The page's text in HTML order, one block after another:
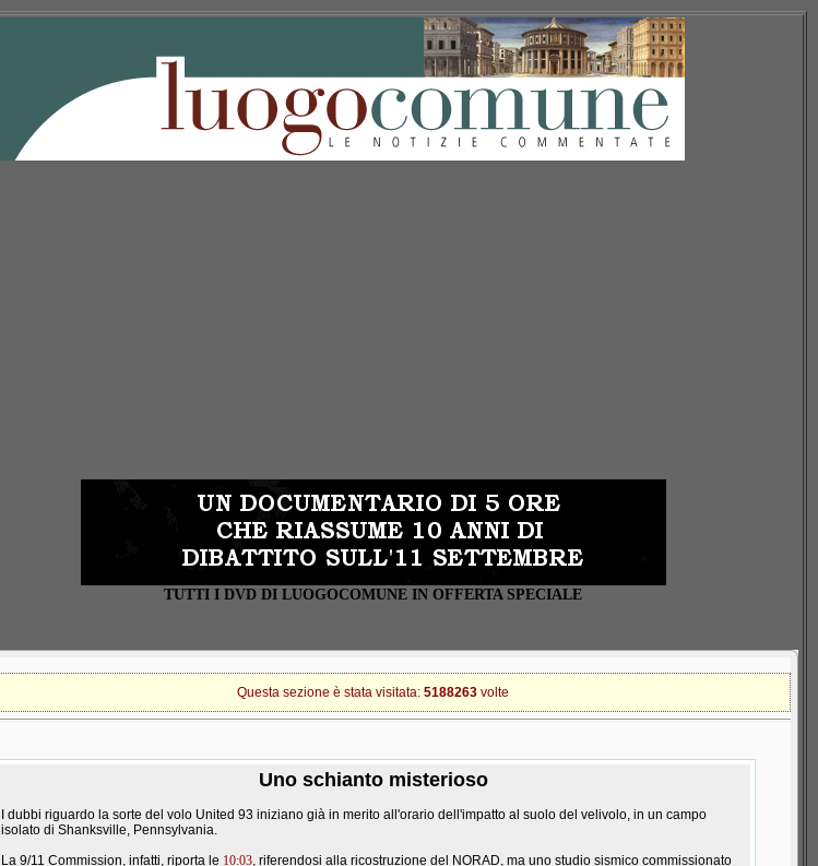
TUTTI I DVD DI LUOGOCOMUNE IN OFFERTA SPECIALE
Questa sezione è stata visitata: 5188263 volte
Uno schianto misterioso
I dubbi riguardo la sorte del volo United 93 iniziano già in merito all'orario dell'impatto al suolo del velivolo, in un campo
isolato di Shanksville, Pennsylvania.
La 9/11 Commission, infatti, riporta le 10:03, riferendosi alla ricostruzione del NORAD, ma uno studio sismico commissionato